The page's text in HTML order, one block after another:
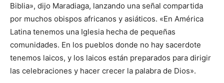
Biblia», dijo Maradiaga, lanzando una señal compartida
por muchos obispos africanos y asiáticos. «En América
Latina tenemos una Iglesia hecha de pequeñas
comunidades. En los pueblos donde no hay sacerdote
tenemos laicos, y los laicos están preparados para dirigir
las celebraciones y hacer crecer la palabra de Dios».